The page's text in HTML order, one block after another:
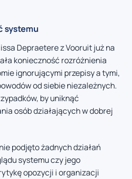
systemu
Depraetere z Vooruit już na
konieczność rozróżnienia
ignorującymi przepisy a tymi,
od siebie niezależnych.
by uniknąć
osób działających w dobrej
podjęto żadnych działań
systemu czy jego
opozycji i organizacji